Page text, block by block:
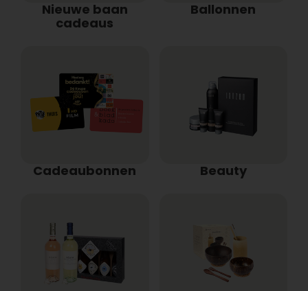
Nieuwe baan
cadeaus
Ballonnen
Cadeaubonnen Beauty